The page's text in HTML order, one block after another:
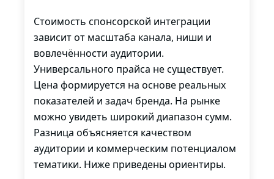
Стоимость спонсорской интеграции
зависит от масштаба канала, ниши и
вовлечённости аудитории.
Универсального прайса не существует.
Цена формируется на основе реальных
показателей и задач бренда. На рынке
можно увидеть широкий диапазон сумм.
Разница объясняется качеством
аудитории и коммерческим потенциалом
тематики. Ниже приведены ориентиры.